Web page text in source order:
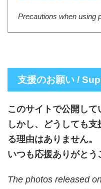
Precautions when using
支援のお願い /
このサイトで公開して
しかし、どうしても
る理由はありません。
いつも応援ありがとう
The photos released